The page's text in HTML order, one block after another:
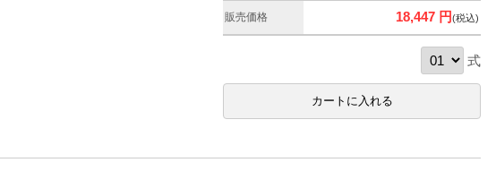
販売価格 18,447 円(税込)
式